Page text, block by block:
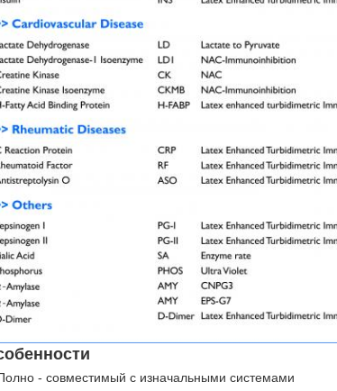
- совместимый с изначальными системами